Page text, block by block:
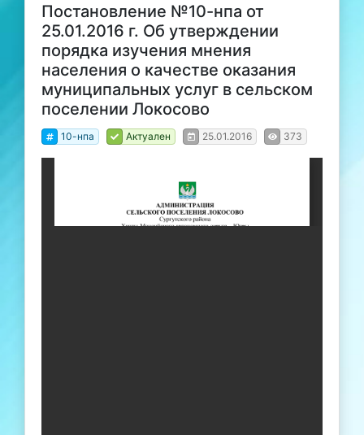
Постановление №10-нпа от
25.01.2016 г. Об утверждении
порядка изучения мнения
населения о качестве оказания
муниципальных услуг в сельском
поселении Локосово
10-нпа Актуален 25.01.2016 373